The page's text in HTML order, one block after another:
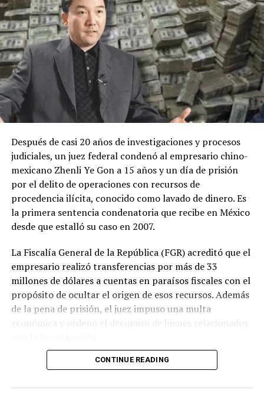
Después de casi 20 años de investigaciones y procesos
judiciales, un juez federal condenó al empresario chino-
mexicano Zhenli Ye Gon a 15 años y un día de prisión
por el delito de operaciones con recursos de
procedencia ilícita, conocido como lavado de dinero. Es
la primera sentencia condenatoria que recibe en México
desde que estalló su caso en 2007.
La Fiscalía General de la República (FGR) acreditó que el
empresario realizó transferencias por más de 33
millones de dólares a cuentas en paraísos fiscales con el
propósito de ocultar el origen de esos recursos. Además
de la pena de prisión, el juez impuso una multa
económica y ordenó el decomiso de bienes relacionados
El nombre de Zhenli Ye Gon se volvió uno de los más
federales aseguraron más de 200 millones de dólares en
CONTINUE READING